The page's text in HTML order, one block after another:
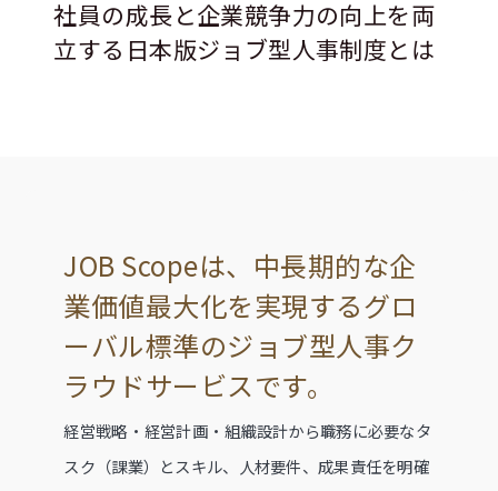
社員の成長と企業競争力の向上を両
立する日本版ジョブ型人事制度とは
JOB Scopeは、中長期的な企
業価値最大化を実現するグロ
ーバル標準のジョブ型人事ク
ラウドサービスです。
経営戦略・経営計画・組織設計から職務に必要なタ
スク（課業）とスキル、人材要件、成果責任を明確